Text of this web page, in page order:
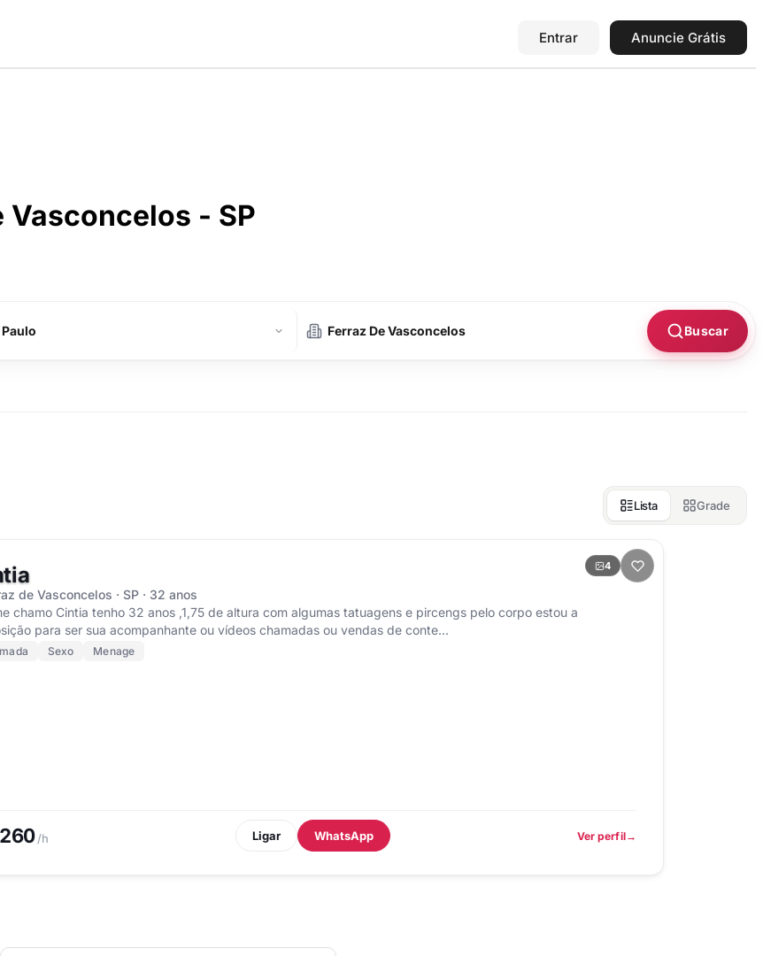
Entrar Anuncie Grátis
Vasconcelos - SP
Buscar
Lista Grade
4
de Vasconcelos · SP · 32 anos
Cintia tenho 32 anos ,1,75 de altura com algumas tatuagens e pircengs pelo corpo estou a
para ser sua acompanhante ou vídeos chamadas ou vendas de conte...
Sexo Menage
/h Ligar WhatsApp Ver perfil